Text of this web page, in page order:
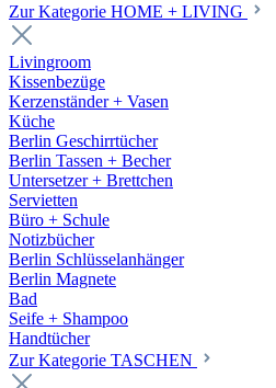
Zur Kategorie HOME + LIVING
Livingroom
Kissenbezüge
Kerzenständer + Vasen
Küche
Berlin Geschirrtücher
Berlin Tassen + Becher
Untersetzer + Brettchen
Servietten
Büro + Schule
Notizbücher
Berlin Schlüsselanhänger
Berlin Magnete
Bad
Seife + Shampoo
Handtücher
Zur Kategorie TASCHEN